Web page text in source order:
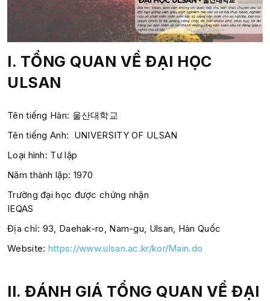
I. TỔNG QUAN VỀ ĐẠI HỌC
ULSAN
Tên tiếng Hàn: 울산대학교
Tên tiếng Anh: UNIVERSITY OF ULSAN
Loại hình: Tư lập
Năm thành lập: 1970
Trường đại học được chứng nhận
IEQAS
Địa chỉ: 93, Daehak-ro, Nam-gu, Ulsan, Hàn Quốc
Website: https://www.ulsan.ac.kr/kor/Main.do
II. ĐÁNH GIÁ TỔNG QUAN VỀ ĐẠI